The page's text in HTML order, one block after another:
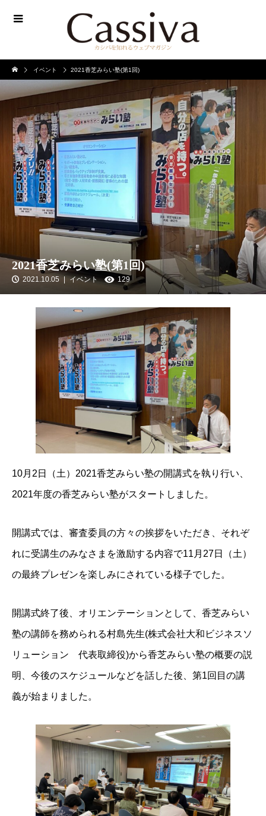
イベント 2021香芝みらい塾(第1回)
2021香芝みらい塾(第1回)
2021.10.05 イベント 129
10月2日（土）2021香芝みらい塾の開講式を執り行い、
2021年度の香芝みらい塾がスタートしました。
開講式では、審査委員の方々の挨拶をいただき、それぞ
れに受講生のみなさまを激励する内容で11月27日（土）
の最終プレゼンを楽しみにされている様子でした。
開講式終了後、オリエンテーションとして、香芝みらい
塾の講師を務められる村島先生(株式会社大和ビジネスソ
リューション 代表取締役)から香芝みらい塾の概要の説
明、今後のスケジュールなどを話した後、第1回目の講
義が始まりました。